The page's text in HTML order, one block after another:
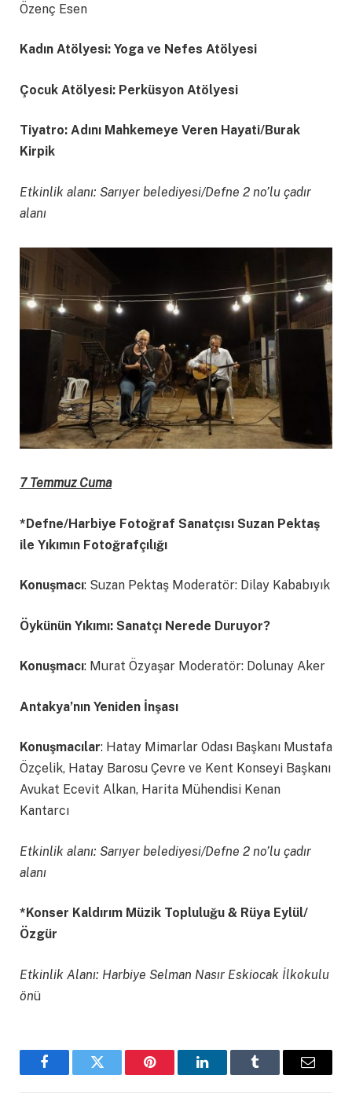
Özenç Esen
Kadın Atölyesi: Yoga ve Nefes Atölyesi
Çocuk Atölyesi: Perküsyon Atölyesi
Tiyatro: Adını Mahkemeye Veren Hayati/Burak
Kirpik
Etkinlik alanı: Sarıyer belediyesi/Defne 2 no’lu çadır
alanı
7 Temmuz Cuma
*Defne/Harbiye Fotoğraf Sanatçısı Suzan Pektaş
ile Yıkımın Fotoğrafçılığı
Konuşmacı: Suzan Pektaş Moderatör: Dilay Kababıyık
Öykünün Yıkımı: Sanatçı Nerede Duruyor?
Konuşmacı: Murat Özyaşar Moderatör: Dolunay Aker
Antakya’nın Yeniden İnşası
Konuşmacılar: Hatay Mimarlar Odası Başkanı Mustafa
Özçelik, Hatay Barosu Çevre ve Kent Konseyi Başkanı
Avukat Ecevit Alkan, Harita Mühendisi Kenan
Kantarcı
Etkinlik alanı: Sarıyer belediyesi/Defne 2 no’lu çadır
alanı
*Konser Kaldırım Müzik Topluluğu & Rüya Eylül/
Özgür
Etkinlik Alanı: Harbiye Selman Nasır Eskiocak İlkokulu
önü
FacebookTwitter Pinterest LinkedInTumblr Email